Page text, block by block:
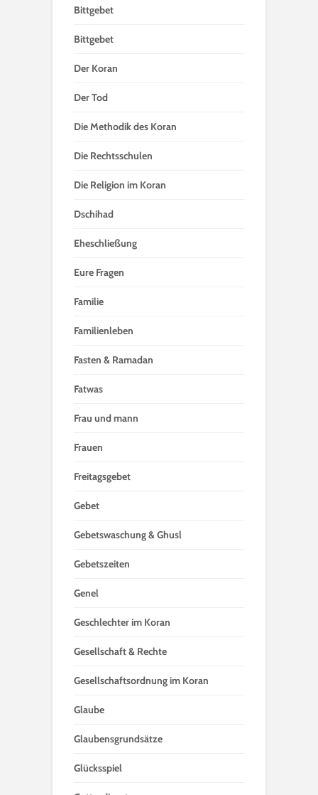
Bittgebet
Bittgebet
Der Koran
Der Tod
Die Methodik des Koran
Die Rechtsschulen
Die Religion im Koran
Dschihad
Eheschließung
Eure Fragen
Familie
Familienleben
Fasten & Ramadan
Fatwas
Frau und mann
Frauen
Freitagsgebet
Gebet
Gebetswaschung & Ghusl
Gebetszeiten
Genel
Geschlechter im Koran
Gesellschaft & Rechte
Gesellschaftsordnung im Koran
Glaube
Glaubensgrundsätze
Glücksspiel